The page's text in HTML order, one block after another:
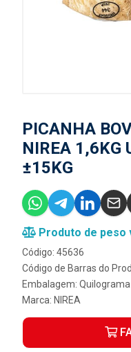
PICANHA
NIREA 1,6KG
±15KG
Produto de peso
Código: 45636
Código de Barras do
Embalagem: Quilograma
Marca: NIREA